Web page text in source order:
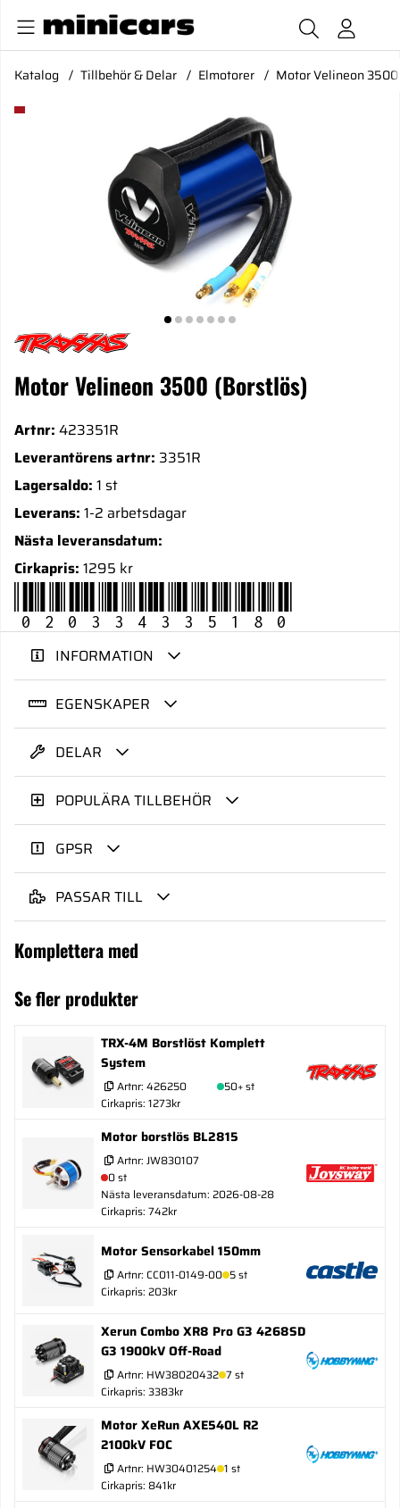
Katalog Tillbehör & Delar Elmotorer Motor Velineon
Produktbilder Motor Velineon 3500 (Borstlös)
Motor Velineon 3500 (Borstlös)
Artnr: 423351R
Leverantörens artnr: 3351R
Lagersaldo: 1 st
Leverans: 1-2 arbetsdagar
Nästa leveransdatum:
Cirkapris: 1295 kr
020334335180
INFORMATION
EGENSKAPER
DELAR
POPULÄRA TILLBEHÖR
GPSR
PASSAR TILL
Komplettera med
Se fler produkter
TRX-4M Borstlöst Komplett
System
Artnr: 426250
50+ st
Cirkapris: 1273kr
Motor borstlös BL2815
Artnr: JW830107
0 st
Nästa leveransdatum: 2026-08-28
Cirkapris: 742kr
Motor Sensorkabel 150mm
Artnr: CC011-0149-00 5 st
Cirkapris: 203kr
Xerun Combo XR8 Pro G3 4268SD
G3 1900kV Off-Road
Artnr: HW38020432 7 st
Cirkapris: 3383kr
Motor XeRun AXE540L R2
2100kV FOC
Artnr: HW30401254 1 st
Cirkapris: 841kr